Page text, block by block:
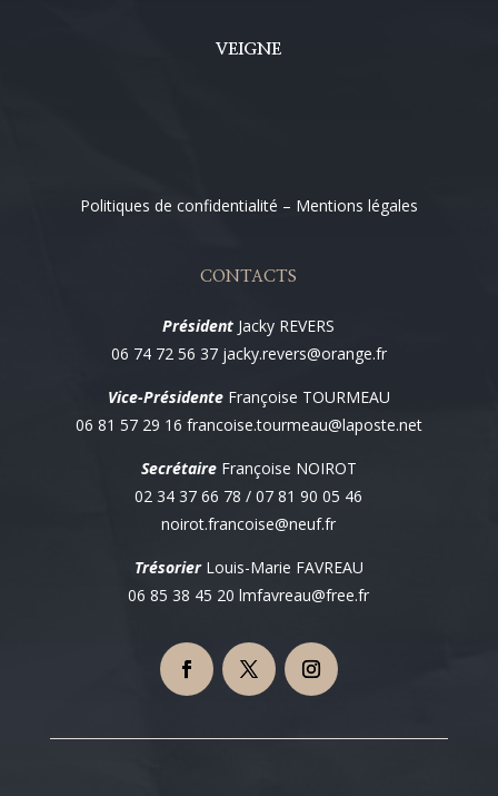
VEIGNE
Politiques de confidentialité – Mentions légales
CONTACTS
Président Jacky REVERS
06 74 72 56 37 jacky.revers@orange.fr
Vice-PrésidenteFrançoise TOURMEAU
06 81 57 29 16 francoise.tourmeau@laposte.net
SecrétaireFrançoise NOIROT
02 34 37 66 78 / 07 81 90 05 46
noirot.francoise@neuf.fr
TrésorierLouis-Marie FAVREAU
06 85 38 45 20lmfavreau@free.fr